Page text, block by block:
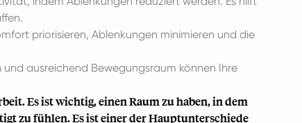
priorisieren, Ablenkungen minimieren und die
ausreichend Bewegungsraum können Ihre
Es ist wichtig, einen Raum zu haben, in dem
zu fühlen. Es ist einer der Hauptunterschiede